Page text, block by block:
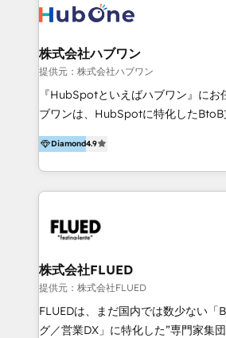
mappatura dei canali di
HubSpot come fornitore ufficiale
tra il CRM e altri sistemi aziendali,
AS400, TeamSystem. HubSpot ci ha riconosciuto
come formatori ufficiali per
50% più alto tra i nostri clienti
aziende. Lavoriamo con aziende B2B tra i 5 e i 35
massimizzare il ritorno sugli
株式会社ハブワン
提供元：株式会社ハブワン
『HubSpotといえばハブワン』にお任
ブワンは、HubSpotに特化したBtoB
ーコードCMS構築、CRM／MA／SFA
システムAPI連携・開発、営業定着支
クセス体制の設計まで、ワンストッ
制を整えています。 HubSpotの導入支援だけでなく、
ナリオ設計まで含めてご提案。「導
と。それが、ハブワンのスタンスです。 ま
HubSpotはもちろん、ferret One、
Movable Type（Power CMS）など
し、延べ100社以上のBtoB企業のサ
Diamond4.9
株式会社FLUED
提供元：株式会社FLUED
FLUEDは、まだ国内では数少ない「
グ／営業DX」に特化した”専門家集団”です。